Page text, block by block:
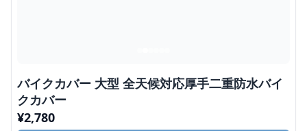
バイクカバー 大型 全天候対応厚手二重防水バイ
クカバー
¥2,780